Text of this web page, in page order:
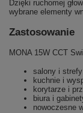
Dzięki ruchomej
wybrane elementy
Zastosowanie
MONA 15W CCT
salony i
kuchnie i
korytarze i
biura i
nowoczesne